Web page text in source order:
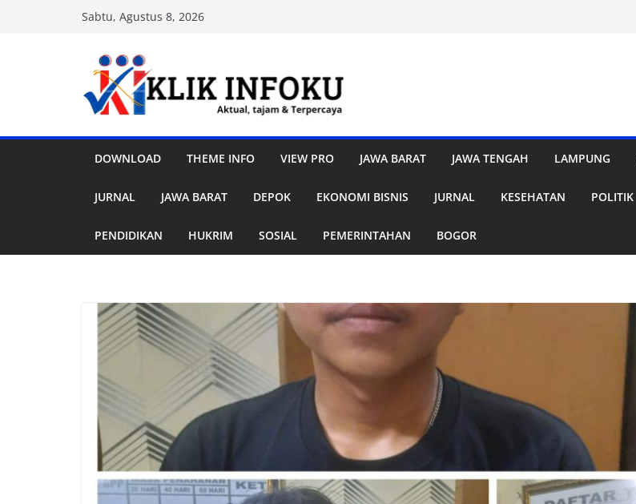
Sabtu, Agustus 8, 2026
DOWNLOAD THEME INFO VIEW PRO JAWA BARAT JAWA TENGAH LAMPUNG
JURNAL JAWA BARAT DEPOK EKONOMI BISNIS JURNAL KESEHATAN POLITIK
PENDIDIKAN HUKRIM SOSIAL PEMERINTAHAN BOGOR